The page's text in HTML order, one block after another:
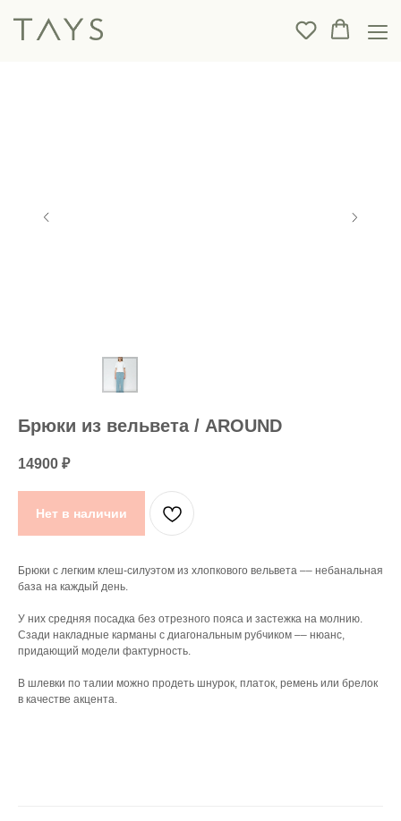
Брюки из вельвета / AROUND
14900 ₽
Нет в наличии
Брюки с легким клеш-силуэтом из хлопкового вельвета –– небанальная
база на каждый день.
У них средняя посадка без отрезного пояса и застежка на молнию.
Сзади накладные карманы с диагональным рубчиком –– нюанс,
придающий модели фактурность.
В шлевки по талии можно продеть шнурок, платок, ремень или брелок
в качестве акцента.